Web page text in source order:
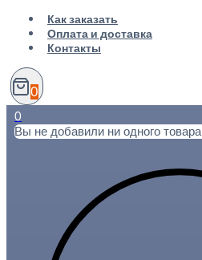
Как заказать
Оплата и доставка
Контакты
0
0
Вы не добавили ни одного товара